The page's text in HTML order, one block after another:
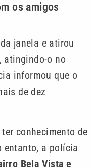
os amigos
janela e atirou
atingindo-o no
informou que o
de dez
conhecimento de
entanto, a polícia
Bela Vista e